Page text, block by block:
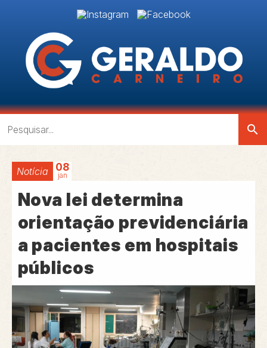
search
Notícia 08
jan
Nova lei determina
orientação previdenciária
a pacientes em hospitais
públicos